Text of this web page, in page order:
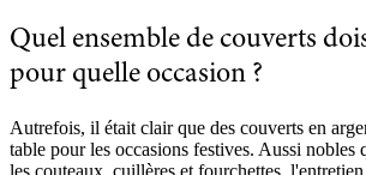
Quel ensemble de couverts
pour quelle occasion ?
Autrefois, il était clair que des couverts en
table pour les occasions festives. Aussi nobles
les couteaux, cuillères et fourchettes,